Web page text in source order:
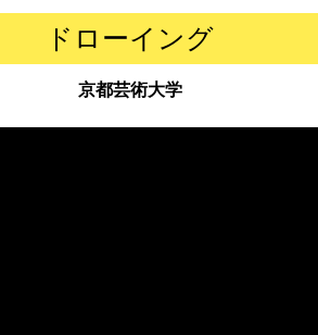
ドローイング
京都芸術大学